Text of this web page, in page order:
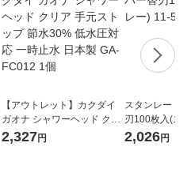
【アウトレット】カクダイ
ガオナ シャワーヘッド クリ
ア 手元ストップ 節水30% 低
2,327円
スタンレー ス
刃100枚入(ス
15 1セット
2,026円